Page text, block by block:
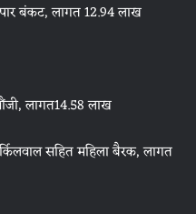
बंकट, लागत 12.94 लाख
लागत14.58 लाख
सहित महिला बैरक, लागत